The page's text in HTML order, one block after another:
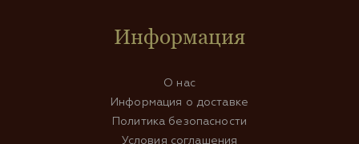
Информация
О нас
Информация о доставке
Политика безопасности
Условия соглашения